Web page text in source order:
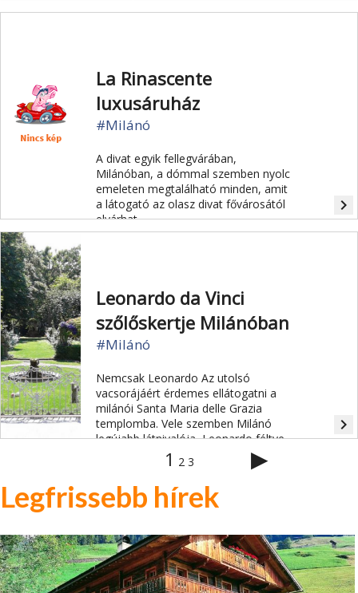
La Rinascente
luxusáruház
#Milánó
A divat egyik fellegvárában,
Milánóban, a dómmal szemben nyolc
emeleten megtalálható minden, amit
a látogató az olasz divat fővárosától
elvárhat.
navigate_next
Leonardo da Vinci
szőlőskertje Milánóban
#Milánó
Nemcsak Leonardo Az utolsó
vacsorájáért érdemes ellátogatni a
milánói Santa Maria delle Grazia
templomba. Vele szemben Milánó
legújabb látnivalója, Leonardo féltve
őrzött szőlőültetvénye, a Casa degli
Atellani kertjében lenyűgözi a
látogatókat.
navigate_next
1 2 3 ▶
Legfrissebb hírek